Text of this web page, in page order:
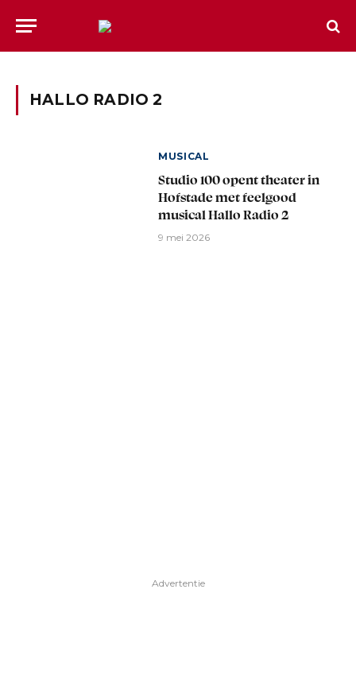
HALLO RADIO 2
MUSICAL
Studio 100 opent theater in
Hofstade met feelgood
musical Hallo Radio 2
9 mei 2026
Advertentie